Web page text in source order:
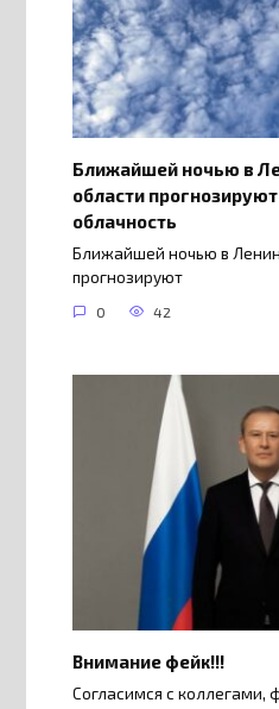
Ближайшей ночью в
области
облачность
Ближайшей ночью в
прогнозируют
0 42
Внимание фейк!!!
Согласимся с коллегами,